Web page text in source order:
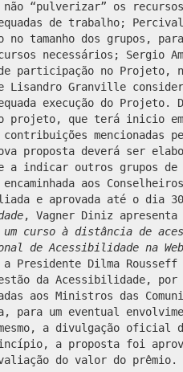
“pulverizar” os
de trabalho;
no tamanho dos grupos,
necessários; Sergio
de participação no
Lisandro Granville
execução do Projeto.
projeto, que terá inicio em
mencionadas
proposta deverá ser
se a indicar outros grupos
aos
e aprovada até o dia
, Vagner Diniz apresenta
um curso à distância de
de Acessibilidade na
Presidente Dilma Rousseff
da Acessibilidade,
aos Ministros das
para um eventual
a divulgação oficial
a proposta foi
do valor do prêmio.